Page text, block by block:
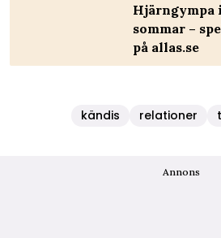
Hjärngympa
sommar –
på allas.se
kändis relationer
Annons